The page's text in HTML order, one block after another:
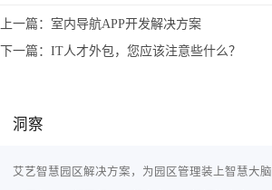
上一篇： 室内导航APP开发解决方案
下一篇： IT人才外包，您应该注意些什么？
洞察
艾艺智慧园区解决方案，为园区管理装上智慧大脑